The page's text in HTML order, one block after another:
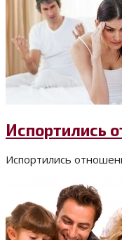
Испортились
Испортились